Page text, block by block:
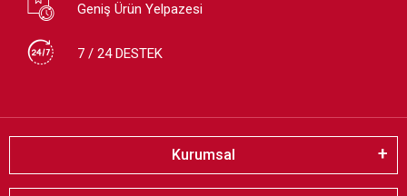
Geniş Ürün Yelpazesi
7 / 24 DESTEK
Kurumsal